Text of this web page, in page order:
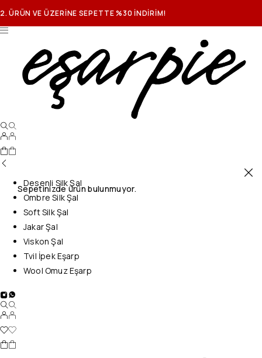
2. ÜRÜN VE ÜZERİNE SEPETTE %30 İNDİRİM!
Sepetinizde ürün bulunmuyor.
Desenli Silk Şal
Ombre Silk Şal
Soft Silk Şal
Jakar Şal
Viskon Şal
Tvil İpek Eşarp
Wool Omuz Eşarp